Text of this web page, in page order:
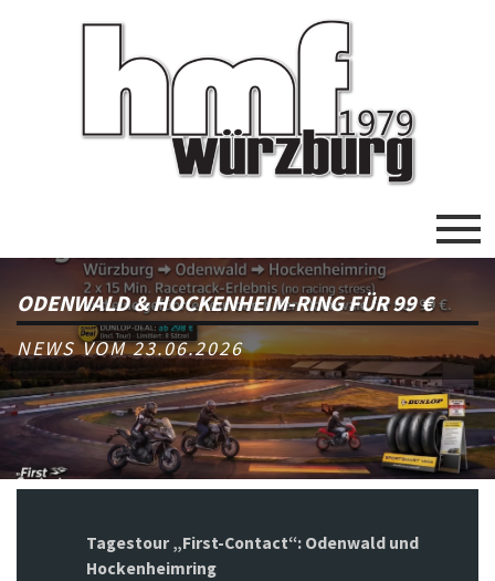
ODENWALD & HOCKENHEIM-RING FÜR 99 €
NEWS VOM 23.06.2026
Tagestour „First-Contact“: Odenwald und
Hockenheimring